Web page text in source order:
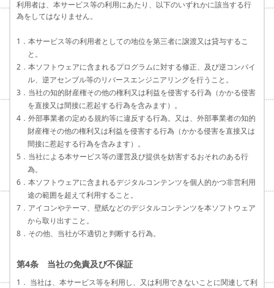
利用者は、本サービス等の利用にあたり、以下のいずれかに該当する行
為をしてはなりません。
1．本サービス等の利用者としての地位を第三者に譲渡又は貸与するこ
と。
2．本ソフトウェアに含まれるプログラムに対する修正、及び逆コンパイ
ル、逆アセンブル等のリバースエンジニアリングを行うこと。
3．当社の知的財産権その他の権利又は利益を侵害する行為（かかる侵害
を直接又は間接に惹起する行為を含みます）。
4．外部事業者の定める規約等に違反する行為。又は、外部事業者の知的
財産権その他の権利又は利益を侵害する行為（かかる侵害を直接又は
間接に惹起する行為を含みます）。
5．当社による本サービス等の運営及び提供を妨害するおそれのある行
為。
6．本ソフトウェアに含まれるデジタルコンテンツを個人的かつ非営利用
途の範囲を超えて利用すること。
7．アイコンやテーマ、壁紙などのデジタルコンテンツを本ソフトウェア
から取り出すこと。
8．その他、当社が不適切と判断する行為。
第4条 当社の免責及び不保証
1． 当社は、本サービス等を利用し、又は利用できないことに関連して利